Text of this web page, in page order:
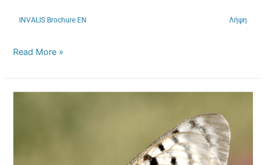
INVALIS Brochure EN Λήψη
Read More »